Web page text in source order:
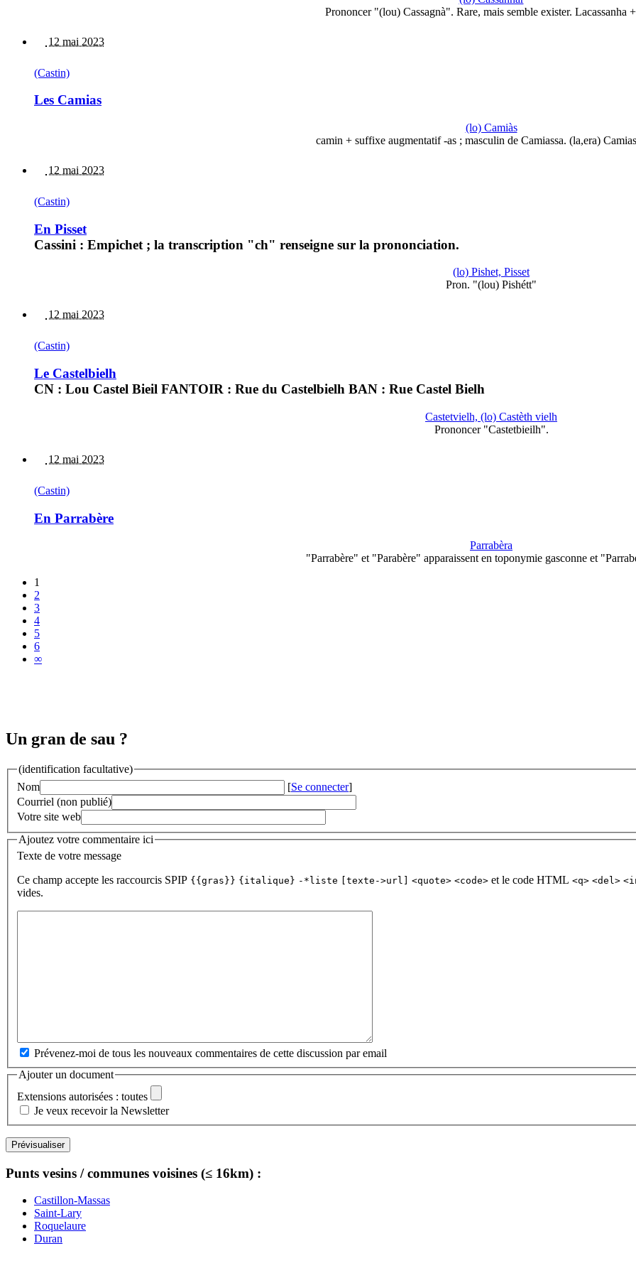
Prononcer "(lou) Cassagnà". Rare, mais semble exister. Lacassanha
12 mai 2023
(Castin)
Les Camias
(lo) Camiàs
camin + suffixe augmentatif -as ; masculin de Camiassa. (la,era)
12 mai 2023
(Castin)
En Pisset
Cassini : Empichet ; la transcription "ch" renseigne sur la prononciation.
(lo) Pishet, Pisset
Pron. "(lou) Pishétt"
12 mai 2023
(Castin)
Le Castelbielh
CN : Lou Castel Bieil FANTOIR : Rue du Castelbielh BAN : Rue Castel Bielh
Castetvielh, (lo) Castèth vielh
Prononcer "Castetbieilh".
12 mai 2023
(Castin)
En Parrabère
Parrabèra
"Parrabère" et "Parabère" apparaissent en toponymie gasconne et
1
2
3
4
5
6
∞
Un gran de sau ?
(identification facultative)
Nom
[Se connecter]
Courriel (non publié)
Votre site web
Ajoutez votre commentaire ici
Texte de votre message
Ce champ accepte les raccourcis SPIP {{gras}} {italique} -*liste [texte->url] <quote> <code> et le code HTML <q> <del>
vides.
Prévenez-moi de tous les nouveaux commentaires de cette discussion par email
Ajouter un document
Extensions autorisées : toutes
Je veux recevoir la Newsletter
Punts vesins / communes voisines (≤ 16km) :
Castillon-Massas
Saint-Lary
Roquelaure
Duran